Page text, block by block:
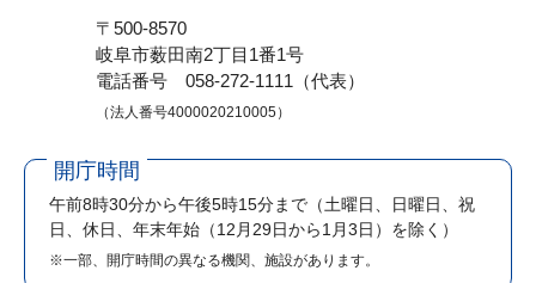
〒500-8570
岐阜市薮田南2丁目1番1号
電話番号 058-272-1111（代表）
（法人番号4000020210005）
開庁時間
午前8時30分から午後5時15分まで （土曜日、日曜日、祝
日、休日、年末年始（12月29日から1月3日）を除く）
※一部、開庁時間の異なる機関、施設があります。